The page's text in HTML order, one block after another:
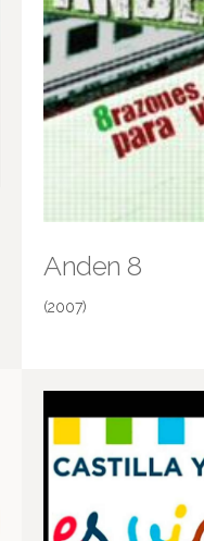
Anden 8
(2007)